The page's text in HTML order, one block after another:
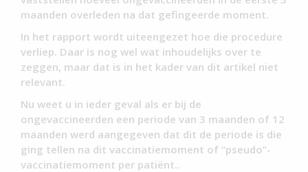
maanden overleden na dat gefingeerde moment.
In het rapport wordt uiteengezet hoe die procedure
verliep. Daar is nog wel wat inhoudelijks over te
zeggen, maar dat is in het kader van dit artikel niet
relevant.
Nu weet u in ieder geval als er bij de
ongevaccineerden een periode van 3 maanden of 12
maanden werd aangegeven dat dit de periode is die
ging tellen na dit vaccinatiemoment of “pseudo”-
vaccinatiemoment per patiënt..